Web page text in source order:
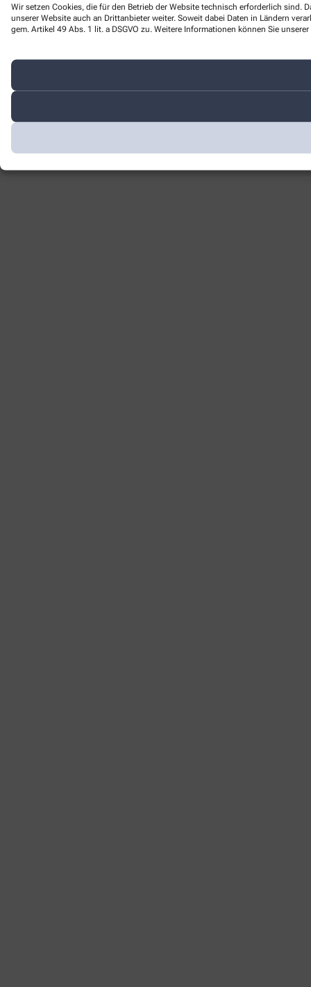
Wir setzen Cookies, die für den Betrieb der Website technisch erforderlich sind.
unserer Website auch an Drittanbieter weiter. Soweit dabei Daten in Ländern
gem. Artikel 49 Abs. 1 lit. a DSGVO zu. Weitere Informationen können Sie unserer